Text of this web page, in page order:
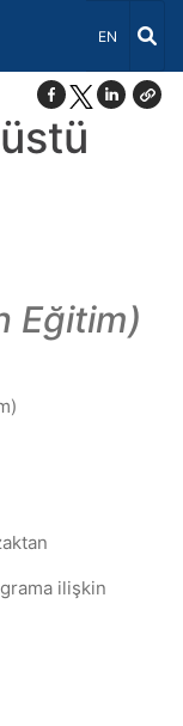
Dil Seçiniz
EN
Eğitim)
ilişkin